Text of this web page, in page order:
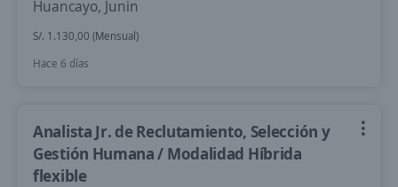
Huancayo, Junin
S/. 1.130,00 (Mensual)
Hace 6 días
Analista Jr. de Reclutamiento, Selección y
Gestión Humana / Modalidad Híbrida
flexible